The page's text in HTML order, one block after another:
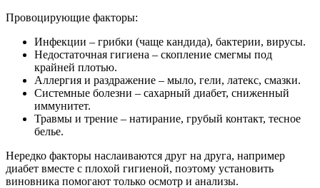
Провоцирующие факторы:
Инфекции – грибки (чаще кандида), бактерии, вирусы.
Недостаточная гигиена – скопление смегмы под
крайней плотью.
Аллергия и раздражение – мыло, гели, латекс, смазки.
Системные болезни – сахарный диабет, сниженный
иммунитет.
Травмы и трение – натирание, грубый контакт, тесное
белье.
Нередко факторы наслаиваются друг на друга, например
диабет вместе с плохой гигиеной, поэтому установить
виновника помогают только осмотр и анализы.